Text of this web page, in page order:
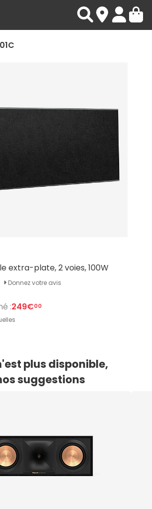
extra-plate, 2 voies, 100W
Donnez votre avis
:249€00
plus disponible,
suggestions